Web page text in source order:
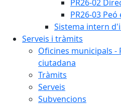
PR26-02
PR26-03
Sistema intern
Serveis i tràmits
Oficines municipals
ciutadana
Tràmits
Serveis
Subvencions